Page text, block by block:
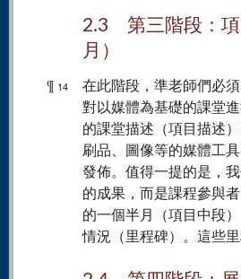
2.3 第三階段：項
月）
¶ 14
在此階段，準老師們必
對以媒體為基礎的課堂
的課堂描述（項目描述
刷品、圖像等的媒體工
發佈。值得一提的是，
的成果，而是課程參與
的一個半月（項目中段
情況（里程碑）。這些